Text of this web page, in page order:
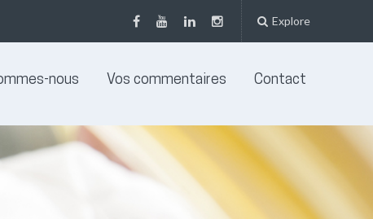
Explore
nous Vos commentaires Contact